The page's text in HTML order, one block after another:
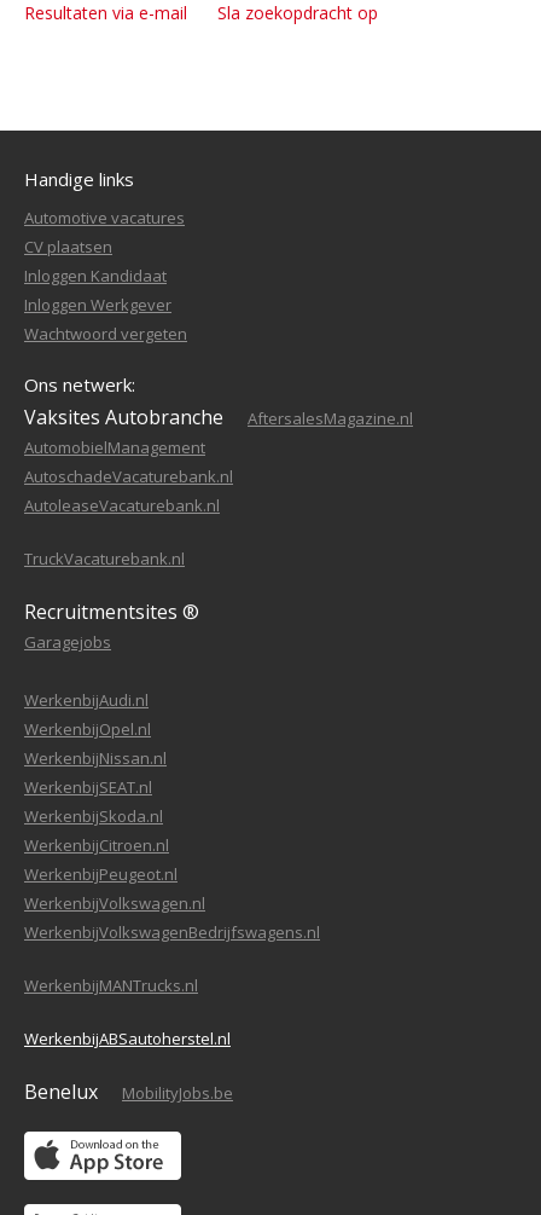
Resultaten via e-mail Sla zoekopdracht op
Handige links
Automotive vacatures
CV plaatsen
Inloggen Kandidaat
Inloggen Werkgever
Wachtwoord vergeten
Ons netwerk:
Vaksites Autobranche
AftersalesMagazine.nl
AutomobielManagement
AutoschadeVacaturebank.nl
AutoleaseVacaturebank.nl
TruckVacaturebank.nl
Recruitmentsites ®
Garagejobs
WerkenbijAudi.nl
WerkenbijOpel.nl
WerkenbijNissan.nl
WerkenbijSEAT.nl
WerkenbijSkoda.nl
WerkenbijCitroen.nl
WerkenbijPeugeot.nl
WerkenbijVolkswagen.nl
WerkenbijVolkswagenBedrijfswagens.nl
WerkenbijMANTrucks.nl
WerkenbijABSautoherstel.nl
Benelux MobilityJobs.be